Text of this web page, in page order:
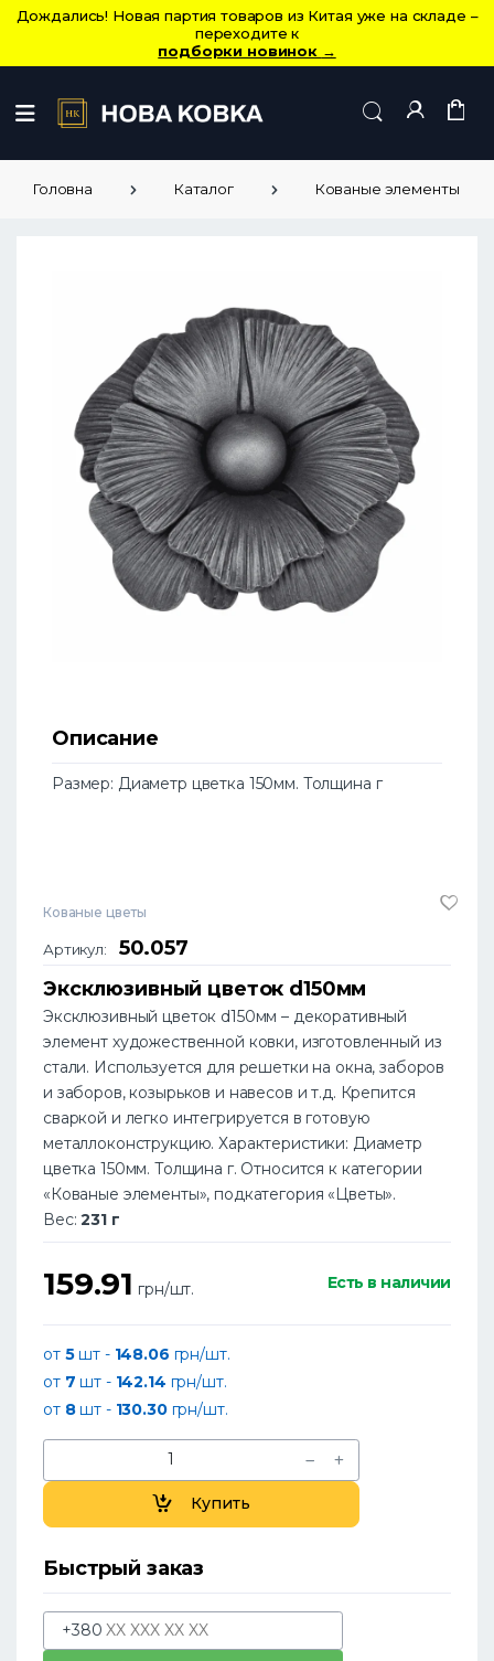
Дождались! Новая партия товаров из Китая уже на складе –
переходите к
подборки новинок →
Головна Каталог Кованые элементы
Описание
Размер: Диаметр цветка 150мм. Толщина г
Кованые цветы
Артикул:
50.057
Эксклюзивный цветок d150мм
Эксклюзивный цветок d150мм – декоративный
элемент художественной ковки, изготовленный из
стали. Используется для решетки на окна, заборов
и заборов, козырьков и навесов и т.д. Крепится
сваркой и легко интегрируется в готовую
металлоконструкцию. Характеристики: Диаметр
цветка 150мм. Толщина г. Относится к категории
«Кованые элементы», подкатегория «Цветы».
Вес:231 г
159.91 грн/шт. Есть в наличии
от 5шт - 148.06 грн/шт.
от 7 шт - 142.14 грн/шт.
от 8шт - 130.30грн/шт.
Купить
Быстрый заказ
+380